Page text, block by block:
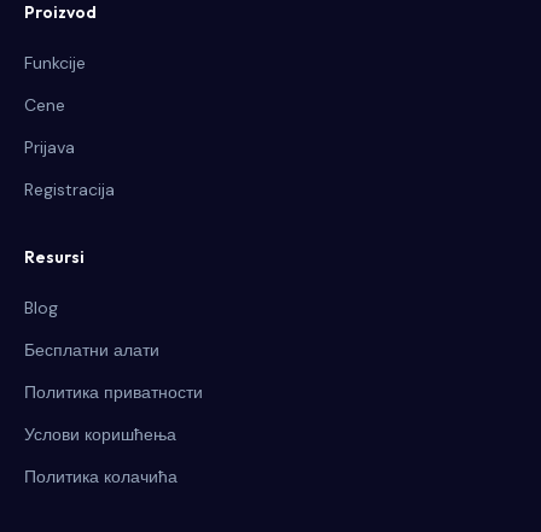
Proizvod
Funkcije
Cene
Prijava
Registracija
Resursi
Blog
Бесплатни алати
Политика приватности
Услови коришћења
Политика колачића